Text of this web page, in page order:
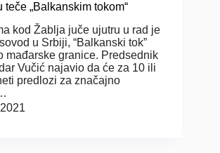
teče „Balkanskim tokom“
kod Žablja juče ujutru u rad je
u Srbiji, “Balkanski tok”
mađarske granice. Predsednik
Vučić najavio da će za 10 ili
predlozi za značajno